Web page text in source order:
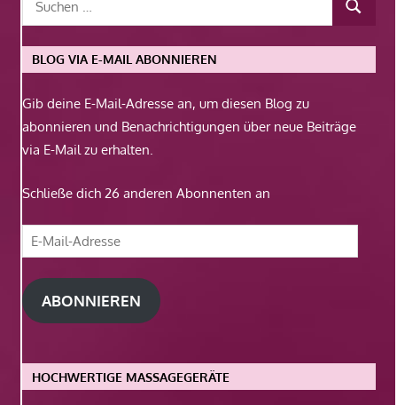
BLOG VIA E-MAIL ABONNIEREN
Gib deine E-Mail-Adresse an, um diesen Blog zu
abonnieren und Benachrichtigungen über neue Beiträge
via E-Mail zu erhalten.
Schließe dich 26 anderen Abonnenten an
E-
Mail-
Adresse
ABONNIEREN
HOCHWERTIGE MASSAGEGERÄTE